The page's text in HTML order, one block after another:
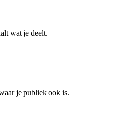
wat je deelt.
je publiek ook is.